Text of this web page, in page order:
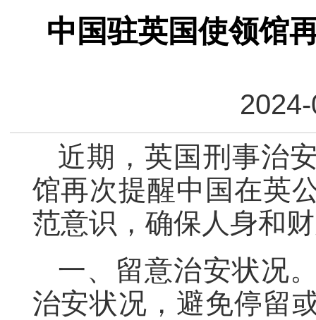
中国驻英国使领馆
近期，英国刑事治
馆再次提醒中国在英
范意识，确保人身和
一、留意治安状况
治安状况，避免停留